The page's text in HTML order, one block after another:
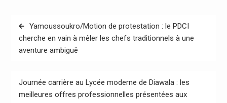
Navigation
de
l’article
Yamoussoukro/Motion de protestation : le PDCI
cherche en vain à mêler les chefs traditionnels à une
aventure ambiguë
Journée carrière au Lycée moderne de Diawala : les
meilleures offres professionnelles présentées aux